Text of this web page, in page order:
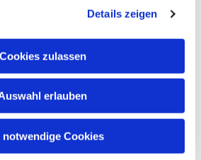
Details zeigen
Cookies zulassen
erlauben
notwendige Cookies